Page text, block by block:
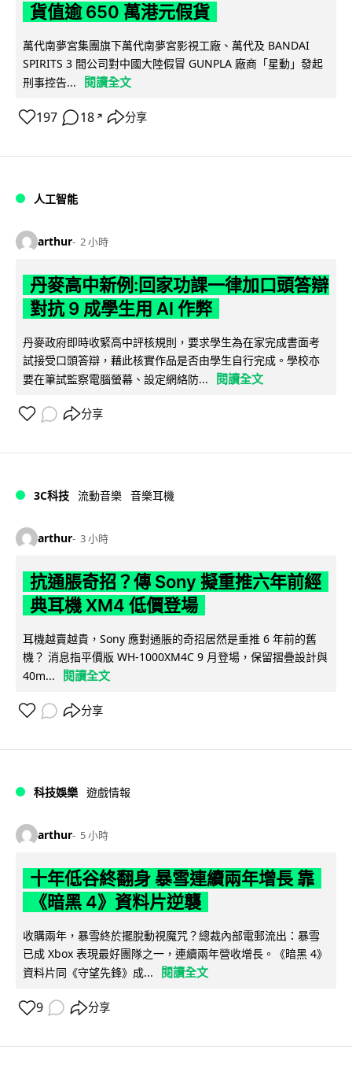
貨值逾 650 萬港元假貨
萬代南夢宮集團旗下萬代南夢宮影視工廠、萬代及 BANDAI
SPIRITS 3 間公司對中國大陸假冒 GUNPLA 廠商「星動」發起
刑事控告...
閱讀全文
197 18 ↗ 分享
人工智能
arthur 2 小時
丹麥高中新例:回家功課一律加口頭答辯
對抗 9 成學生用 AI 作弊
丹麥政府即時收緊高中評核規則，要求學生為在家完成書面考
試接受口頭答辯，藉此核實作品是否由學生自行完成。學校亦
要在筆試監察電腦螢幕、設定網絡防...
閱讀全文
分享
3C科技 流動音樂 音樂耳機
arthur 3 小時
抗通脹奇招？傳 Sony 擬重推六年前經
典耳機 XM4 低價登場
耳機越賣越貴，Sony 應對通脹的奇招居然是重推 6 年前的舊
機？ 消息指平價版 WH-1000XM4C 9 月登場，保留摺疊設計與
40m...
閱讀全文
分享
科技娛樂 遊戲情報
arthur 5 小時
十年低谷終翻身 暴雪連續兩年增長 靠
《暗黑 4》資料片逆襲
收購兩年，暴雪終於擺脫動視魔咒？總裁內部電郵流出：暴雪
已成 Xbox 表現最好團隊之一，連續兩年營收增長。《暗黑 4》
資料片同《守望先鋒》成...
閱讀全文
9 分享